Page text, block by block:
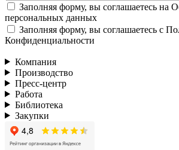
Заполняя форму, вы соглашаетесь на
персональных данных
Заполняя форму, вы соглашаетесь с
Конфиденциальности
Компания
Производство
Пресс-центр
Работа
Библиотека
Закупки